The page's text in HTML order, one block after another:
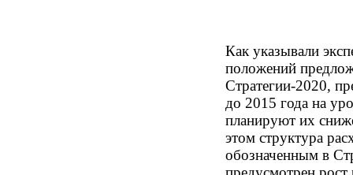
Как указывали
положений
Стратегии-2020,
до 2015 года на
планируют их
этом структура
обозначенным в